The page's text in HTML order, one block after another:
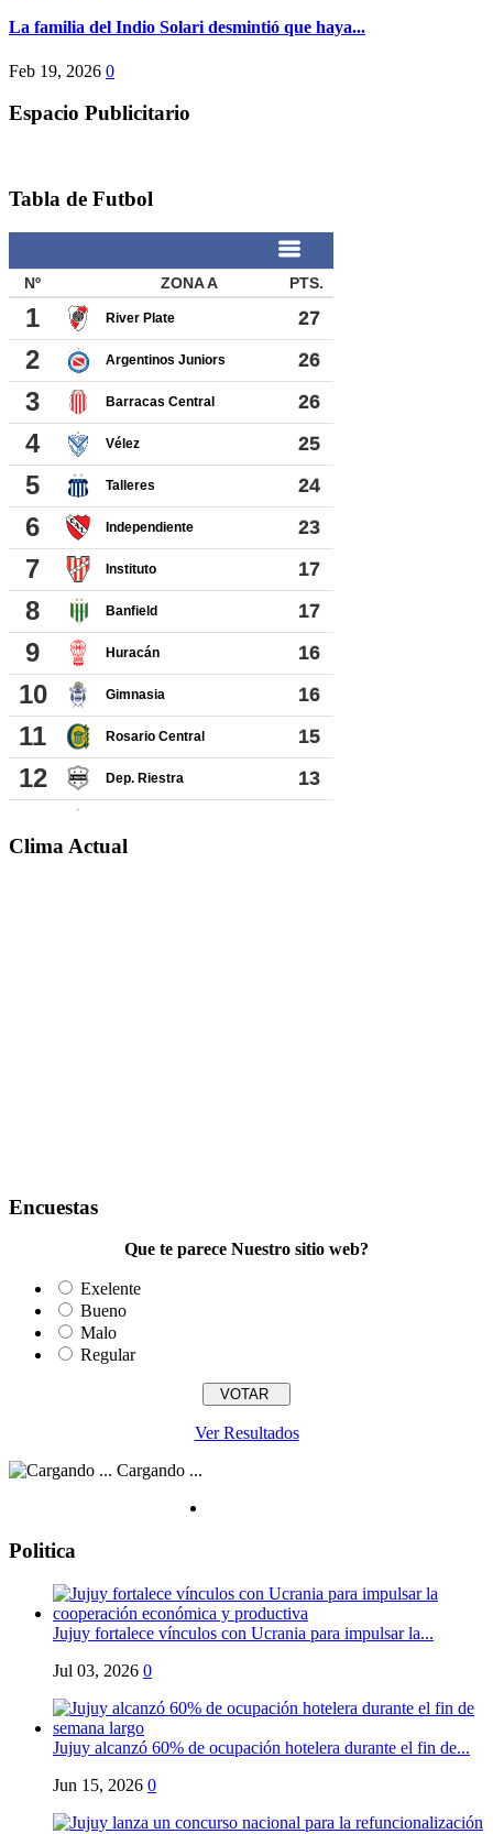
La familia del Indio Solari desmintió que haya...
Feb 19, 2026 0
Espacio Publicitario
Tabla de Futbol
Clima Actual
Encuestas
Que te parece Nuestro sitio web?
Exelente
Bueno
Malo
Regular
Ver Resultados
Cargando ...
Politica
Jujuy fortalece vínculos con Ucrania para impulsar la...
Jul 03, 2026 0
Jujuy alcanzó 60% de ocupación hotelera durante el fin de...
Jun 15, 2026 0